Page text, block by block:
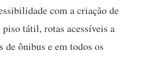
com a criação de
piso tátil, rotas acessíveis a
de ônibus e em todos os